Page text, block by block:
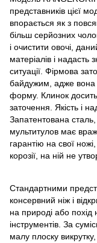
представників цієї
впорається як з
більш серйозних
і очистити овочі,
матеріалів і надасть
ситуації. Фірмова
байдужим, адже вона
форму. Клинок
заточення. Якість і
Запатентована сталь,
мультитулов має
гарантію на свої ножі
корозії, на ній не
Стандартними
консервний ніж і
на природі або похід
інструментів. За
малу плоску